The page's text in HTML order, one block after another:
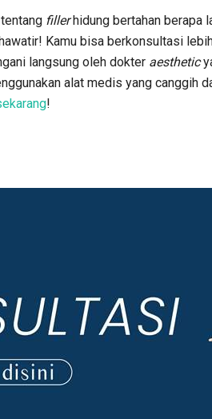
fillerhidung bertahan berapa
Kamu bisa berkonsultasi
langsung oleh dokter aesthetic
alat medis yang canggih
!